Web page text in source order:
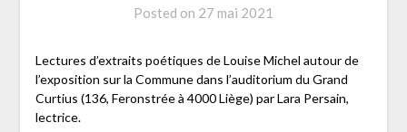
Posted on 27 mai 2021
Lectures d’extraits poétiques de Louise Michel autour de
l’exposition sur la Commune dans l’auditorium du Grand
Curtius (136, Feronstrée à 4000 Liège) par Lara Persain,
lectrice.